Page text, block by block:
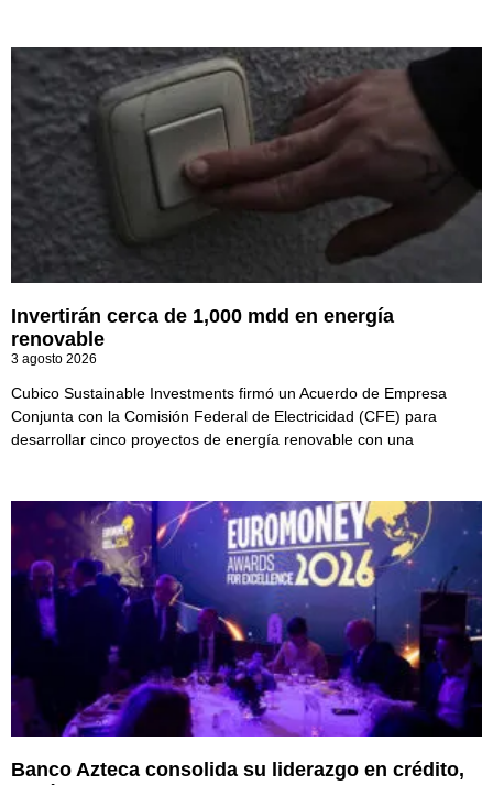
Invertirán cerca de 1,000 mdd en energía
renovable
3 agosto 2026
Cubico Sustainable Investments firmó un Acuerdo de Empresa
Conjunta con la Comisión Federal de Electricidad (CFE) para
desarrollar cinco proyectos de energía renovable con una
Banco Azteca consolida su liderazgo en crédito,